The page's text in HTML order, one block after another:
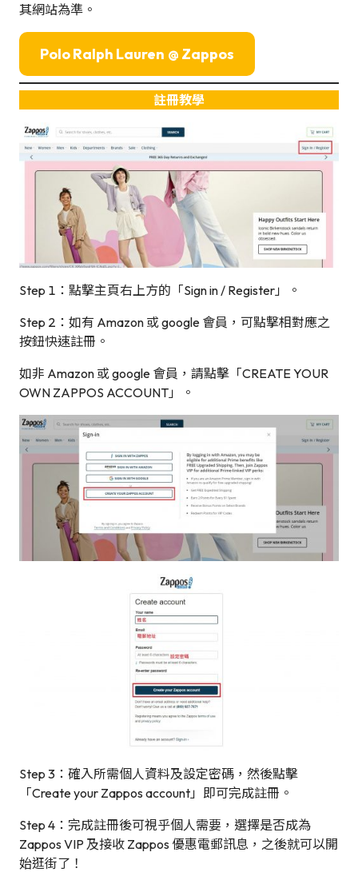
其網站為準。
Polo Ralph Lauren @ Zappos
註冊教學
Step 1：點撃主頁右上方的「Sign in / Register」。
Step 2：如有 Amazon 或 google 會員，可點撃相對應之
按鈕快速註冊。
如非 Amazon 或 google 會員，請點擊「CREATE YOUR
OWN ZAPPOS ACCOUNT」。
Step 3：確入所需個人資料及設定密碼，然後點擊
「Create your Zappos account」即可完成註冊。
Step 4：完成註冊後可視乎個人需要，選擇是否成為
Zappos VIP 及接收 Zappos 優惠電郵訊息，之後就可以開
始逛街了！